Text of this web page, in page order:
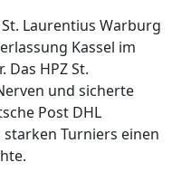
Laurentius Warburg
Kassel im
HPZ St.
und sicherte
Post DHL
Turniers einen